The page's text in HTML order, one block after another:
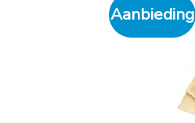
Aanbieding